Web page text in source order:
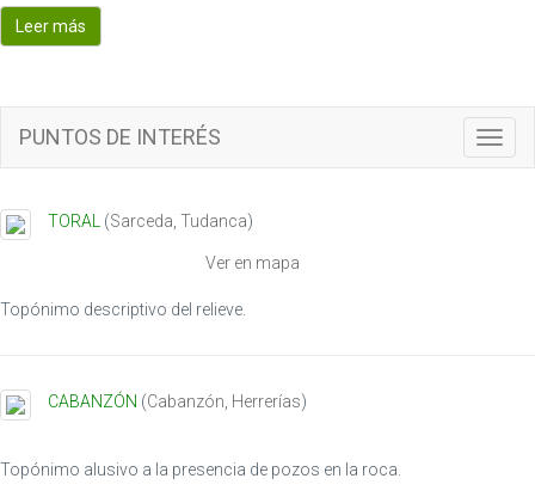
Leer más
T
o
PUNTOS DE INTERÉS
TORAL (Sarceda Tudanca)
Ver en mapa
Topónimo descriptivo del relieve.
CABANZÓN (Cabanzón Herrerías)
Topónimo alusivo a la presencia de pozos en la roca.